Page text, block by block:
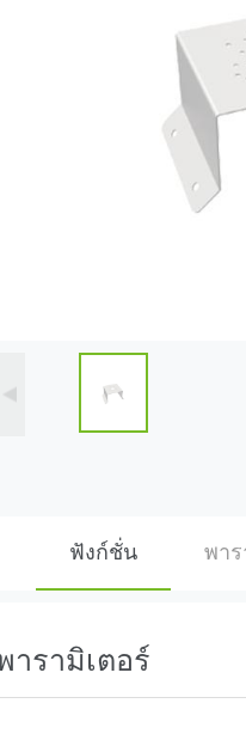
ฟังก์ชั่น พาร
ารามิเตอร์